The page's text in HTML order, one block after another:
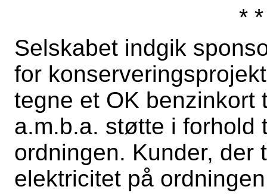
*
Selskabet indgik
for
tegne et OK benzinkort
a.m.b.a. støtte i
ordningen. Kunder, der
elektricitet på